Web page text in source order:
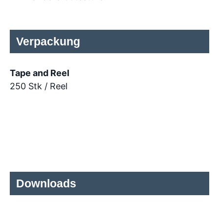
Verpackung
Tape and Reel
250 Stk / Reel
Downloads